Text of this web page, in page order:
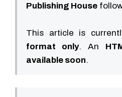
Publishing House
This article is
format only. An
available soon.